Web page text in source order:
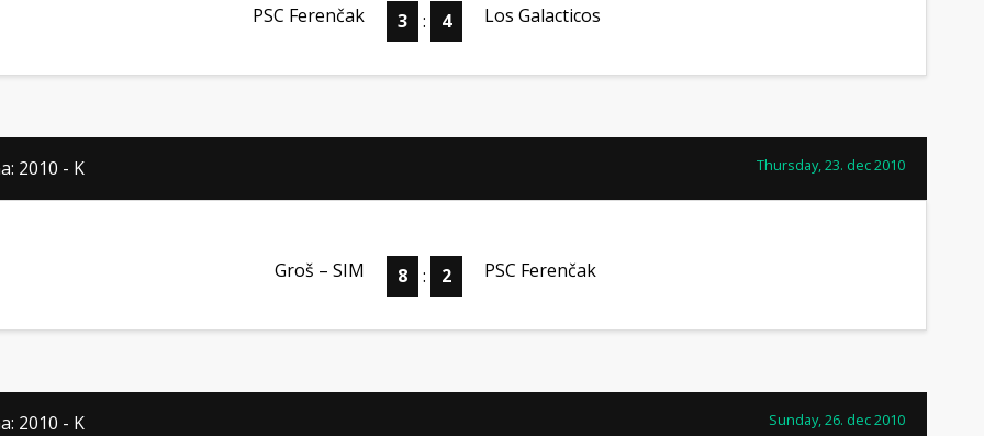
PSC Ferenčak 3 : 4 Los Galacticos
2010 - K Thursday, 23. dec 2010
Groš – SIM 8 : 2 PSC Ferenčak
2010 - K Sunday, 26. dec 2010